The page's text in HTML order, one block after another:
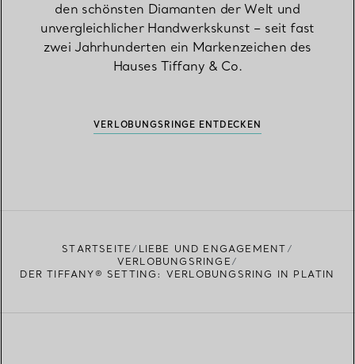
den schönsten Diamanten der Welt und
unvergleichlicher Handwerkskunst – seit fast
zwei Jahrhunderten ein Markenzeichen des
Hauses Tiffany & Co.
VERLOBUNGSRINGE ENTDECKEN
STARTSEITE
LIEBE UND ENGAGEMENT
VERLOBUNGSRINGE
DER TIFFANY® SETTING: VERLOBUNGSRING IN PLATIN